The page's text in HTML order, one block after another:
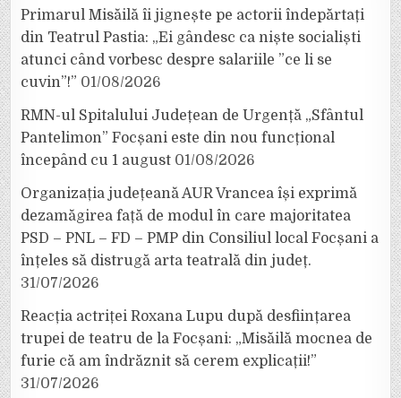
Primarul Misăilă îi jignește pe actorii îndepărtați
din Teatrul Pastia: „Ei gândesc ca niște socialiști
atunci când vorbesc despre salariile ”ce li se
cuvin”!” 01/08/2026
RMN-ul Spitalului Județean de Urgență „Sfântul
Pantelimon” Focșani este din nou funcțional
începând cu 1 august 01/08/2026
Organizația județeană AUR Vrancea își exprimă
dezamăgirea față de modul în care majoritatea
PSD – PNL – FD – PMP din Consiliul local Focșani a
înțeles să distrugă arta teatrală din județ.
31/07/2026
Reacția actriței Roxana Lupu după desființarea
trupei de teatru de la Focșani: „Misăilă mocnea de
furie că am îndrăznit să cerem explicații!”
31/07/2026